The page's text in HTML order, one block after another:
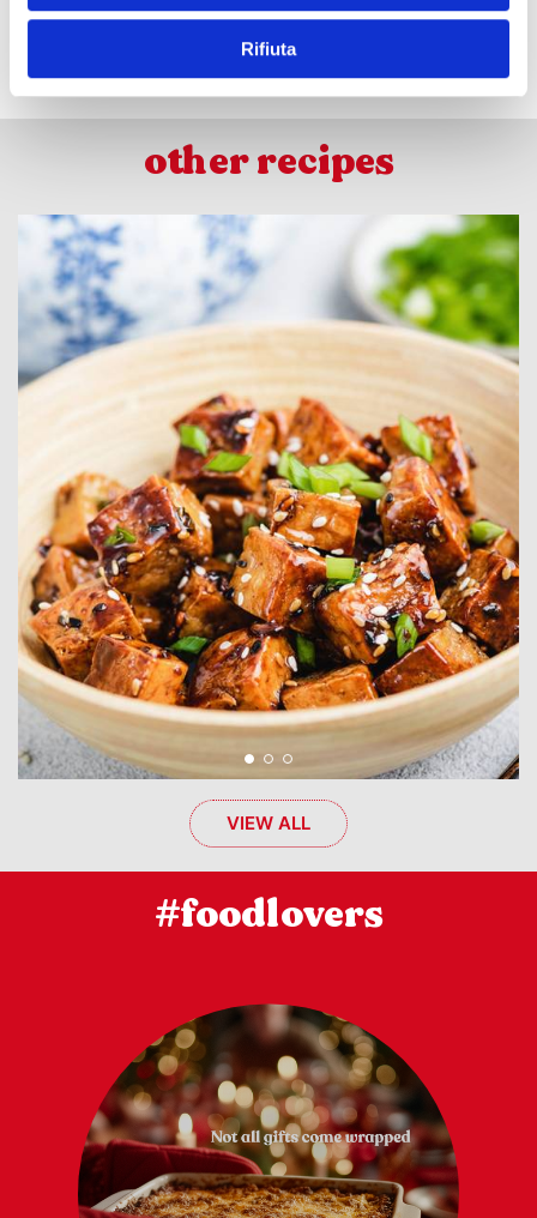
Rifiuta
SUBSCRIBE TO OUR NEWSLETTER
other recipes
VIEW ALL
#foodlovers